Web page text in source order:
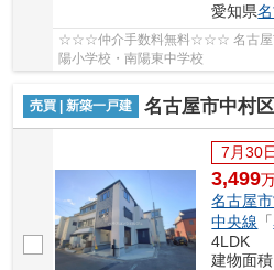
愛知県
☆☆☆仲介手数料無料☆☆☆ 名古屋
陽小学校・南陽東中学校
売買 | 新築一戸建 名古屋市中村区荒輪井町２丁目
7月30
3,499
名古屋
中央線 「
4LDK
建物面